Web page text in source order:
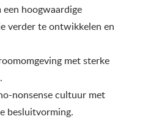
hoogwaardige
verder te ontwikkelen en
met sterke
nonsense cultuur met
besluitvorming.